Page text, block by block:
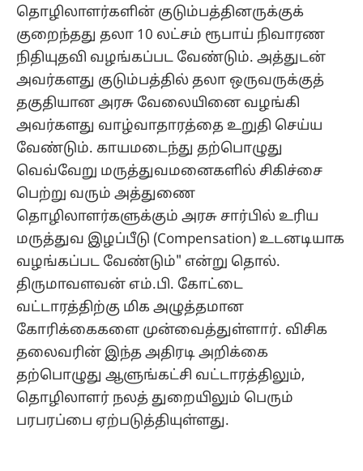
தொழிலாளர்களின் குடும்பத்தினருக்குக்
குறைந்தது தலா 10 லட்சம் ரூபாய் நிவாரண
நிதியுதவி வழங்கப்பட வேண்டும். அத்துடன்
அவர்களது குடும்பத்தில் தலா ஒருவருக்குத்
தகுதியான அரசு வேலையினை வழங்கி
அவர்களது வாழ்வாதாரத்தை உறுதி செய்ய
வேண்டும். காயமடைந்து தற்பொழுது
வெவ்வேறு மருத்துவமனைகளில் சிகிச்சை
பெற்று வரும் அத்துணை
தொழிலாளர்களுக்கும் அரசு சார்பில் உரிய
மருத்துவ இழப்பீடு (Compensation) உடனடியாக
வழங்கப்பட வேண்டும்" என்று தொல்.
திருமாவளவன் எம்.பி. கோட்டை
வட்டாரத்திற்கு மிக அழுத்தமான
கோரிக்கைகளை முன்வைத்துள்ளார். விசிக
தலைவரின் இந்த அதிரடி அறிக்கை
தற்பொழுது ஆளுங்கட்சி வட்டாரத்திலும்,
தொழிலாளர் நலத் துறையிலும் பெரும்
பரபரப்பை ஏற்படுத்தியுள்ளது.